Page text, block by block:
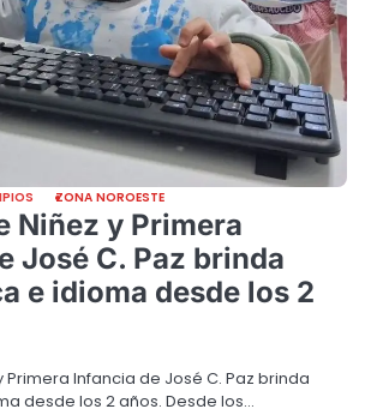
ZONA NOROESTE
Niñez y Primera
José C. Paz brinda
e idioma desde los 2
Primera Infancia de José C. Paz brinda
desde los 2 años. Desde los…